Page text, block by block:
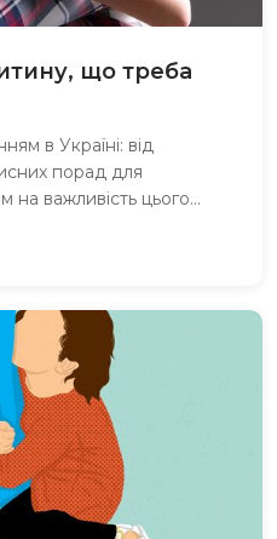
що треба
в Україні: від
порад для
на важливість цього
підтримки.